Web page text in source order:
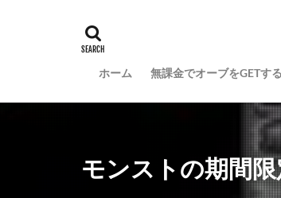
ホーム 無課金でオーブをGETす
モンストの期間